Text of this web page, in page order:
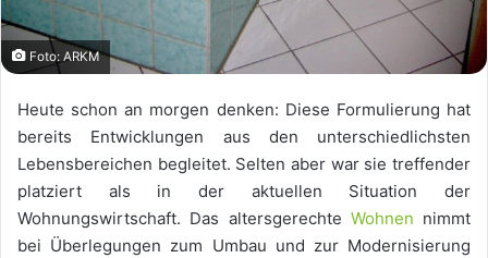
Foto: ARKM
Heute schon an morgen denken: Diese Formulierung hat
bereits Entwicklungen aus den unterschiedlichsten
Lebensbereichen begleitet. Selten aber war sie treffender
platziert als in der aktuellen Situation der
Wohnungswirtschaft. Das altersgerechte Wohnen nimmt
bei Überlegungen zum Umbau und zur Modernisierung